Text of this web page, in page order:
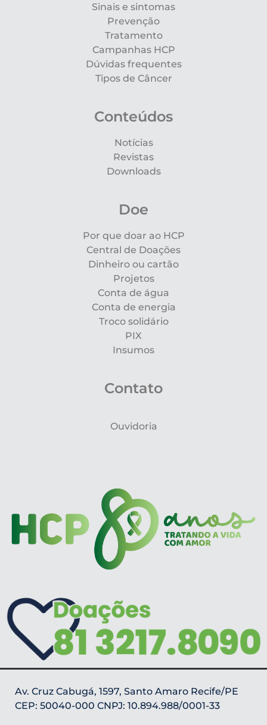
Sinais e sintomas
Prevenção
Tratamento
Campanhas HCP
Dúvidas frequentes
Tipos de Câncer
Conteúdos
Notícias
Revistas
Downloads
Doe
Por que doar ao HCP
Central de Doações
Dinheiro ou cartão
Projetos
Conta de água
Conta de energia
Troco solidário
PIX
Insumos
Contato
Ouvidoria
Av. Cruz Cabugá, 1597, Santo Amaro Recife/PE
CEP: 50040-000 CNPJ: 10.894.988/0001-33